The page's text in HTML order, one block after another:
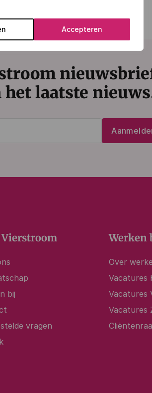
Accepteren
het laatste
Vierstroom
bij
vragen
Werken
Over
Vacatures
Vacatures
Vacatures